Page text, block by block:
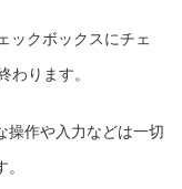
ックボックスにチェ
わります。
操作や入力などは一切